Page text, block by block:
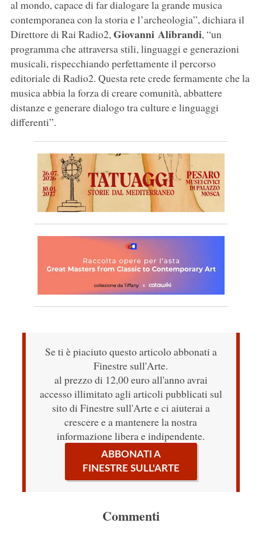
al mondo, capace di far dialogare la grande musica
contemporanea con la storia e l’archeologia”, dichiara il
Direttore di Rai Radio2,Giovanni Alibrandi, “un
programma che attraversa stili, linguaggi e generazioni
musicali, rispecchiando perfettamente il percorso
editoriale di Radio2. Questa rete crede fermamente che la
musica abbia la forza di creare comunità, abbattere
distanze e generare dialogo tra culture e linguaggi
differenti”.
Se ti è piaciuto questo articolo abbonati a
Finestre sull'Arte.
al prezzo di 12,00 euro all'anno avrai
accesso illimitato agli articoli pubblicati sul
sito di Finestre sull'Arte e ci aiuterai a
crescere e a mantenere la nostra
informazione libera e indipendente.
ABBONATI A
FINESTRE SULL'ARTE
Commenti